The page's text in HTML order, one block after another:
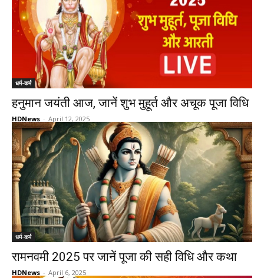
धर्म-कर्म
हनुमान जयंती आज, जानें शुभ मुहूर्त और अचूक पूजा विधि
HDNews - April 12, 2025
धर्म-कर्म
रामनवमी 2025 पर जानें पूजा की सही विधि और कथा
HDNews - April 6, 2025